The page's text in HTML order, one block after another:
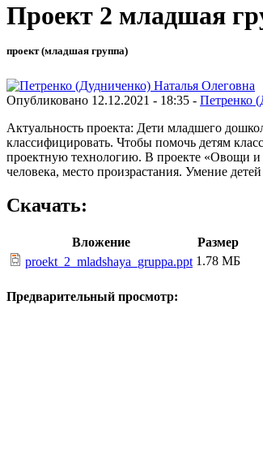
Проект 2 младшая
проект (младшая группа)
Опубликовано 12.12.2021 - 18:35 - Петренко
Актуальность проекта: Дети младшего
классифицировать. Чтобы помочь детям
проектную технологию. В проекте «Овощи и
человека, место произрастания. Умение
Скачать:
Вложение
Размер
proekt_2_mladshaya_gruppa.ppt 1.78 МБ
Предварительный просмотр: